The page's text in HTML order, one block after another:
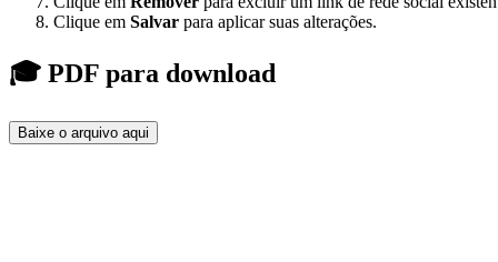
Clique em Salvar para aplicar suas alterações.
🎓 PDF para download
Baixe o arquivo aqui